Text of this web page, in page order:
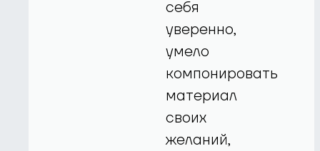
себя
уверенно,
умело
компонировать
материал
своих
желаний,